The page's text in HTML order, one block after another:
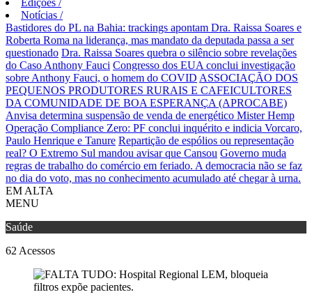
Edições /
Notícias /
Bastidores do PL na Bahia: trackings apontam Dra. Raissa Soares e
Roberta Roma na liderança, mas mandato da deputada passa a ser
questionado Dra. Raissa Soares quebra o silêncio sobre revelações
do Caso Anthony Fauci Congresso dos EUA conclui investigação
sobre Anthony Fauci, o homem do COVID ASSOCIAÇÃO DOS
PEQUENOS PRODUTORES RURAIS E CAFEICULTORES
DA COMUNIDADE DE BOA ESPERANÇA (APROCABE)
Anvisa determina suspensão de venda de energético Mister Hemp
Operação Compliance Zero: PF conclui inquérito e indicia Vorcaro,
Paulo Henrique e Tanure Repartição de espólios ou representação
real? O Extremo Sul mandou avisar que Cansou Governo muda
regras de trabalho do comércio em feriado. A democracia não se faz
no dia do voto, mas no conhecimento acumulado até chegar à urna.
EM ALTA
MENU
Saúde
62 Acessos